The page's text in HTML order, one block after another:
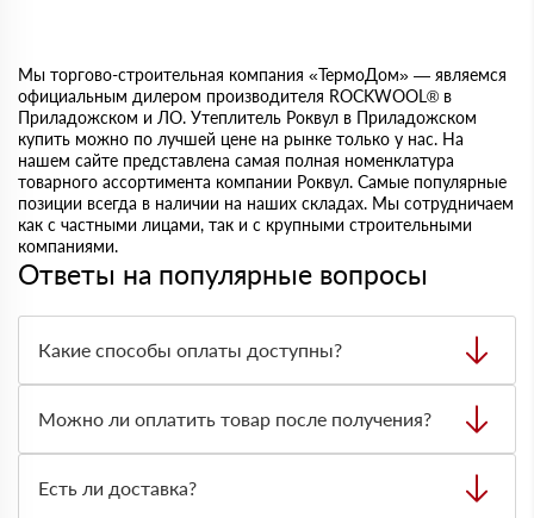
Мы торгово-строительная компания «ТермоДом» — являемся
официальным дилером производителя ROCKWOOL® в
Приладожском и ЛО. Утеплитель Роквул в Приладожском
купить можно по лучшей цене на рынке только у нас. На
нашем сайте представлена самая полная номенклатура
товарного ассортимента компании Роквул. Самые популярные
позиции всегда в наличии на наших складах. Мы сотрудничаем
как с частными лицами, так и с крупными строительными
компаниями.
Ответы на популярные вопросы
Какие способы оплаты доступны?
безналичным переводом на расчётный счёт. Формат
оплаты лучше заранее согласовать с менеджером при
оформлении заявки.
Можно ли оплатить товар после получения?
получения. Вы проверяете товар на месте, сверяете
количество и состояние, после этого оплачиваете заказ.
Есть ли доставка?